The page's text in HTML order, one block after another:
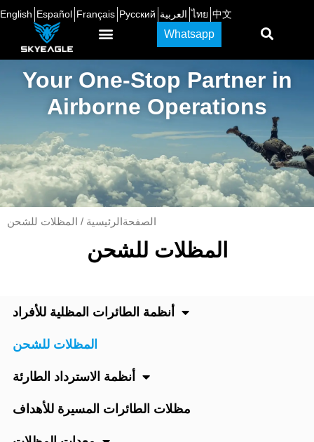
English Español Français Русский العربية ไทย 中文
Whatsapp
Your One-Stop Partner in
Airborne Operations
الصفحةالرئيسية / المظلات للشحن
المظلات للشحن
أنظمة الطائرات المظلية للأفراد
المظلات للشحن
أنظمة الاسترداد الطارئة
مظلات الطائرات المسيرة للأهداف